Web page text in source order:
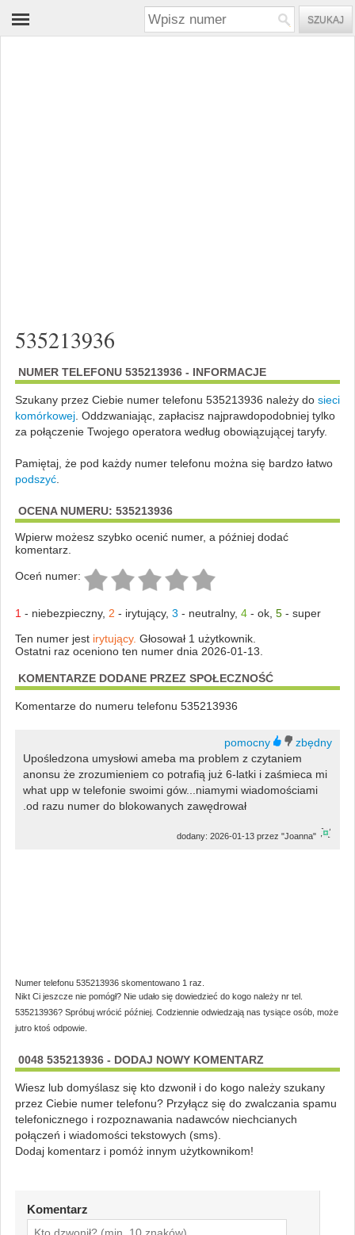
535213936
NUMER TELEFONU 535213936 - INFORMACJE
Szukany przez Ciebie numer telefonu 535213936 należy do sieci
komórkowej. Oddzwaniając, zapłacisz najprawdopodobniej tylko
za połączenie Twojego operatora według obowiązującej taryfy.
Pamiętaj, że pod każdy numer telefonu można się bardzo łatwo
podszyć.
OCENA NUMERU: 535213936
Wpierw możesz szybko ocenić numer, a później dodać
komentarz.
Oceń numer:
1 - niebezpieczny, 2 - irytujący, 3 - neutralny, 4- ok, 5- super
Ten numer jest irytujący. Głosował 1 użytkownik.
Ostatni raz oceniono ten numer dnia 2026-01-13.
KOMENTARZE DODANE PRZEZ SPOŁECZNOŚĆ
Komentarze do numeru telefonu 535213936
Upośledzona umysłowi ameba ma problem z czytaniem
anonsu że zrozumieniem co potrafią już 6-latki i zaśmieca mi
what upp w telefonie swoimi gów...niamymi wiadomościami
.od razu numer do blokowanych zawędrował
dodany: 2026-01-13 przez "Joanna"
Numer telefonu 535213936 skomentowano 1 raz.
Nikt Ci jeszcze nie pomógł? Nie udało się dowiedzieć do kogo należy nr tel.
535213936? Spróbuj wrócić później. Codziennie odwiedzają nas tysiące osób, może
jutro ktoś odpowie.
0048 535213936 - DODAJ NOWY KOMENTARZ
Wiesz lub domyślasz się kto dzwonił i do kogo należy szukany
przez Ciebie numer telefonu? Przyłącz się do zwalczania spamu
telefonicznego i rozpoznawania nadawców niechcianych
połączeń i wiadomości tekstowych (sms).
Dodaj komentarz i pomóż innym użytkownikom!
Komentarz